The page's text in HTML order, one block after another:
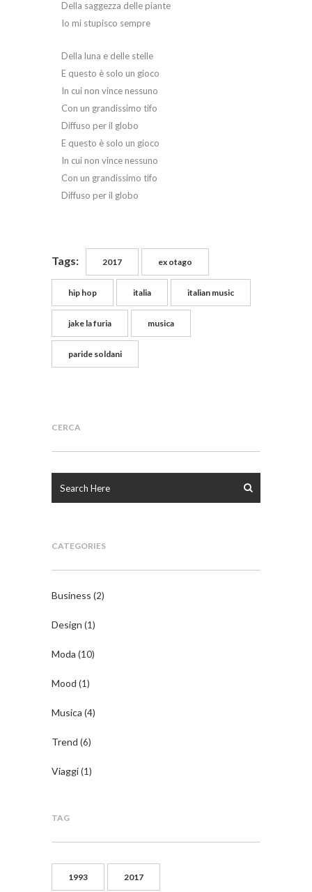
Della saggezza delle piante
Io mi stupisco sempre
Della luna e delle stelle
E questo è solo un gioco
In cui non vince nessuno
Con un grandissimo tifo
Diffuso per il globo
E questo è solo un gioco
In cui non vince nessuno
Con un grandissimo tifo
Diffuso per il globo
Tags: 2017 ex otago
hip hop italia italian music
jake la furia musica
paride soldani
CERCA
CATEGORIES
Business (2)
Design (1)
Moda (10)
Mood (1)
Musica (4)
Trend (6)
Viaggi(1)
TAG
1993 2017